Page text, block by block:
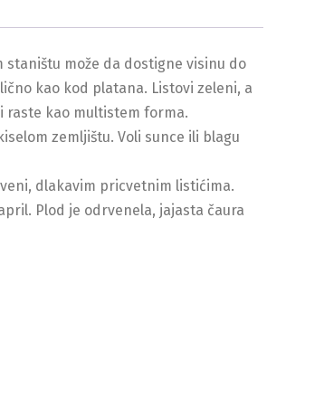
može da dostigne visinu do
kao kod platana. Listovi zeleni, a
raste kao multistem forma.
zemljištu. Voli sunce ili blagu
dlakavim pricvetnim listićima.
Plod je odrvenela, jajasta čaura